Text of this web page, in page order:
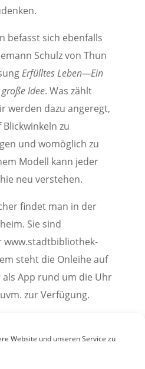
Website und unseren Service zu
befasst sich ebenfalls
Schulz von Thun
Erfülltes Leben—Ein
Idee. Was zählt
werden dazu angeregt,
zu
und womöglich zu
Modell kann jeder
neu verstehen.
findet man in der
Sie sind
steht die Onleihe auf
App rund um die Uhr
zur Verfügung.